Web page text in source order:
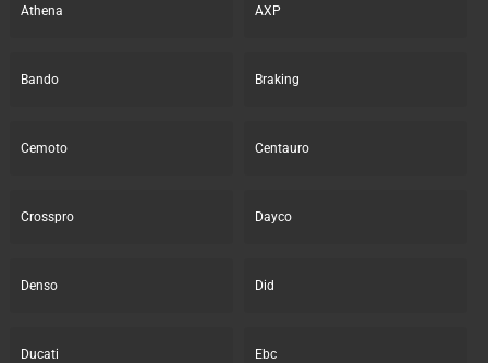
Athena AXP
Bando Braking
Cemoto Centauro
Crosspro Dayco
Denso Did
Ducati Ebc